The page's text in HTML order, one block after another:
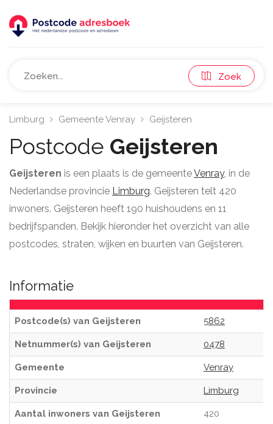
Zoek
Limburg Gemeente Venray Geijsteren
Postcode Geijsteren
Geijsteren is een plaats is de gemeenteVenray, in de
Nederlandse provincie Limburg. Geijsteren telt 420
inwoners. Geijsteren heeft 190 huishoudens en 11
bedrijfspanden. Bekijk hieronder het overzicht van alle
postcodes, straten, wijken en buurten van Geijsteren.
Informatie
Postcode(s) van Geijsteren 5862
Netnummer(s) van Geijsteren 0478
Gemeente Venray
Provincie Limburg
Aantal inwoners van Geijsteren 420